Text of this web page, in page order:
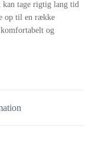
kan tage rigtig lang tid
op til en række
og